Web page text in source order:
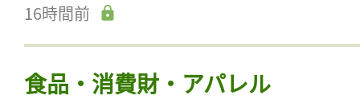
16時間前
食品・消費財・アパレル